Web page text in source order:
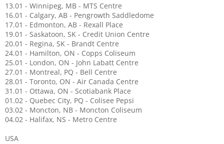
13.01 - Winnipeg, MB - MTS Centre
16.01 - Calgary, AB - Pengrowth Saddledome
17.01 - Edmonton, AB - Rexall Place
19.01 - Saskatoon, SK - Credit Union Centre
20.01 - Regina, SK - Brandt Centre
24.01 - Hamilton, ON - Copps Coliseum
25.01 - London, ON - John Labatt Centre
27.01 - Montreal, PQ - Bell Centre
28.01 - Toronto, ON - Air Canada Centre
31.01 - Ottawa, ON - Scotiabank Place
01.02 - Quebec City, PQ - Colisee Pepsi
03.02 - Moncton, NB - Moncton Coliseum
04.02 - Halifax, NS - Metro Centre
USA